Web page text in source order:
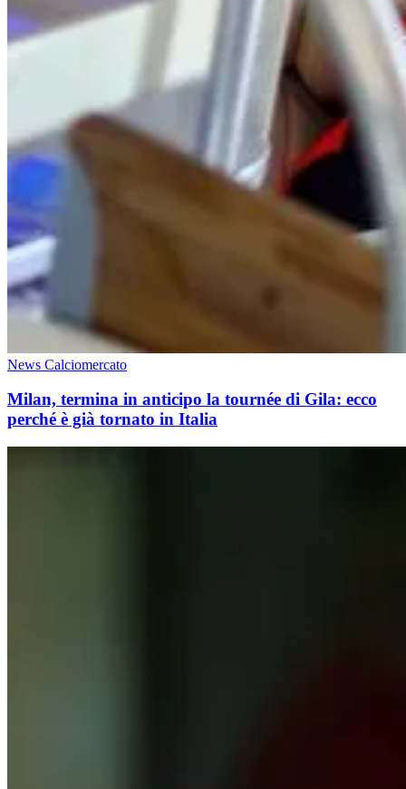
News Calciomercato
Milan, termina in anticipo la tournée di Gila: ecco
perché è già tornato in Italia